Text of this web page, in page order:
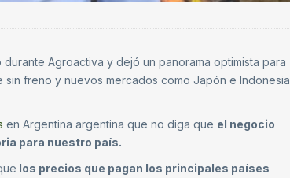
Agroactiva y dejó un panorama optimista para
freno y nuevos mercados como Japón e Indonesia
en Argentina argentina que no diga que el negocio
para nuestro país.
los precios que pagan los principales países